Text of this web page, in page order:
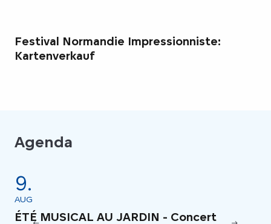
Festival Normandie Impressionniste:
Kartenverkauf
Agenda
9.
AUG
ÉTÉ MUSICAL AU JARDIN - Concert